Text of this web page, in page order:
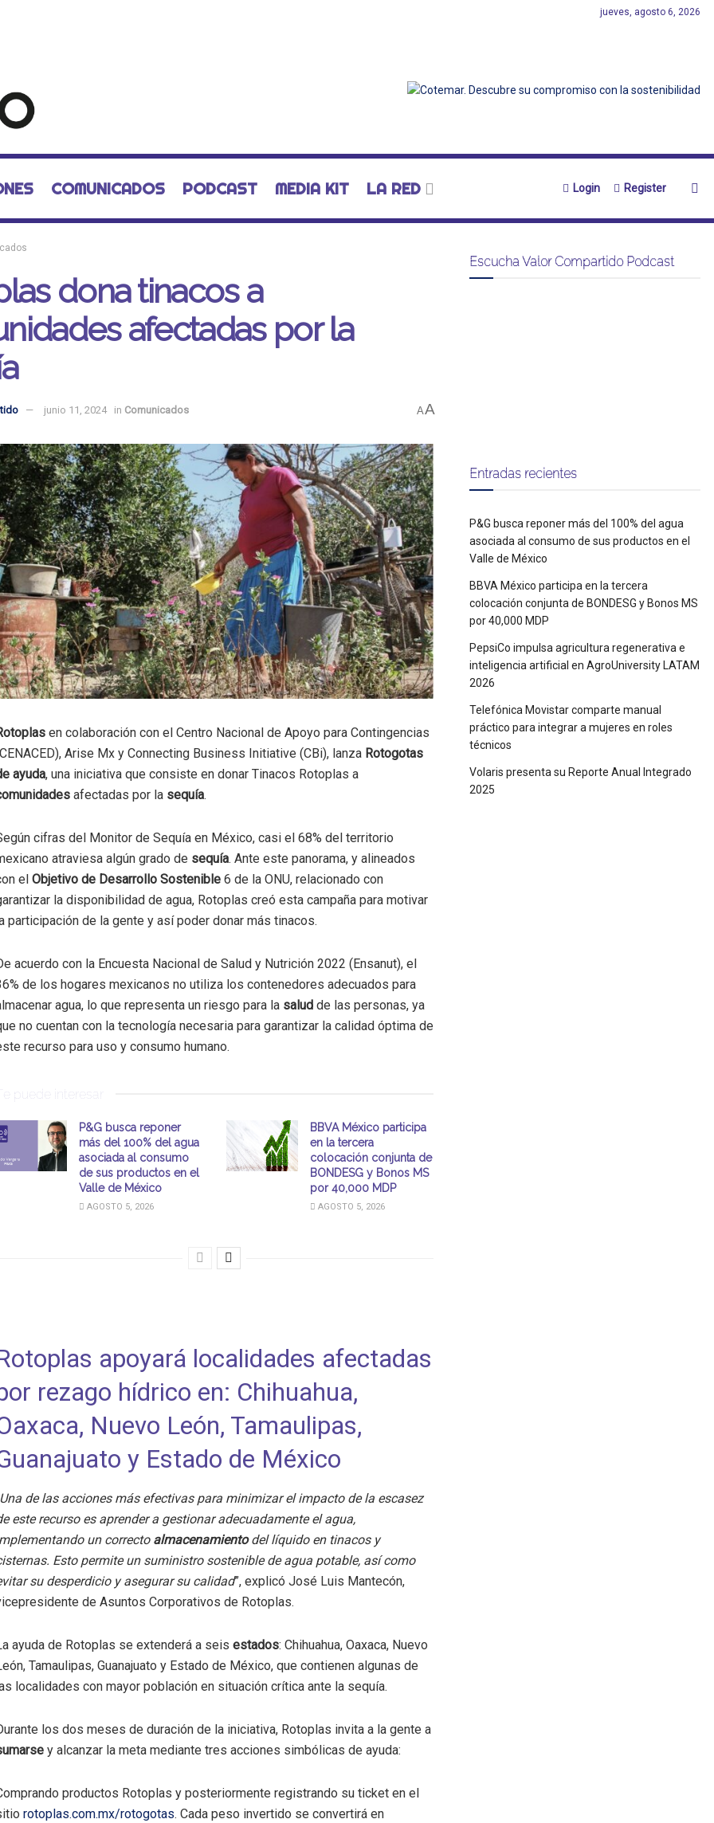
jueves, agosto 6, 2026
COMUNICADOS PODCAST MEDIA KIT LA RED Login Register
dona tinacos a
afectadas por la
junio 11, 2024 in Comunicados AA
en colaboración con el Centro Nacional de Apoyo para Contingencias
Arise Mx y Connecting Business Initiative (CBi), lanza Rotogotas
ayuda, una iniciativa que consiste en donar Tinacos Rotoplas a
afectadas por la sequía.
cifras del Monitor de Sequía en México, casi el 68% del territorio
atraviesa algún grado de sequía. Ante este panorama, y alineados
el Objetivo de Desarrollo Sostenible 6 de la ONU, relacionado con
la disponibilidad de agua, Rotoplas creó esta campaña para motivar
participación de la gente y así poder donar más tinacos.
acuerdo con la Encuesta Nacional de Salud y Nutrición 2022 (Ensanut), el
de los hogares mexicanos no utiliza los contenedores adecuados para
agua, lo que representa un riesgo para la salud de las personas, ya
no cuentan con la tecnología necesaria para garantizar la calidad óptima de
recurso para uso y consumo humano.
puede interesar
P&G busca reponer
más del 100% del agua
asociada al consumo
de sus productos en el
Valle de México
AGOSTO 5, 2026
BBVA México participa
en la tercera
colocación conjunta de
BONDESG y Bonos MS
por 40,000 MDP
AGOSTO 5, 2026
apoyará localidades afectadas
rezago hídrico en: Chihuahua,
Nuevo León, Tamaulipas,
y Estado de México
Una de las acciones más efectivas para minimizar el impacto de la escasez
este recurso es aprender a gestionar adecuadamente el agua,
un correcto almacenamientodel líquido en tinacos y
Esto permite un suministro sostenible de agua potable, así como
su desperdicio y asegurar su calidad”, explicó José Luis Mantecón,
de Asuntos Corporativos de Rotoplas.
ayuda de Rotoplas se extenderá a seis estados: Chihuahua, Oaxaca, Nuevo
Tamaulipas, Guanajuato y Estado de México, que contienen algunas de
localidades con mayor población en situación crítica ante la sequía.
los dos meses de duración de la iniciativa, Rotoplas invita a la gente a
y alcanzar la meta mediante tres acciones simbólicas de ayuda:
productos Rotoplas y posteriormente registrando su ticket en el
rotoplas.com.mx/rotogotas. Cada peso invertido se convertirá en
Escucha Valor Compartido Podcast
Entradas recientes
P&G busca reponer más del 100% del agua
asociada al consumo de sus productos en el
Valle de México
BBVA México participa en la tercera
colocación conjunta de BONDESG y Bonos MS
por 40,000 MDP
PepsiCo impulsa agricultura regenerativa e
inteligencia artificial en AgroUniversity LATAM
2026
Telefónica Movistar comparte manual
práctico para integrar a mujeres en roles
técnicos
Volaris presenta su Reporte Anual Integrado
2025